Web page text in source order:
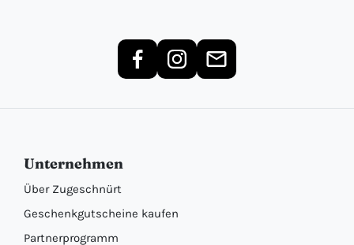
Unternehmen
Über Zugeschnürt
Geschenkgutscheine kaufen
Partnerprogramm